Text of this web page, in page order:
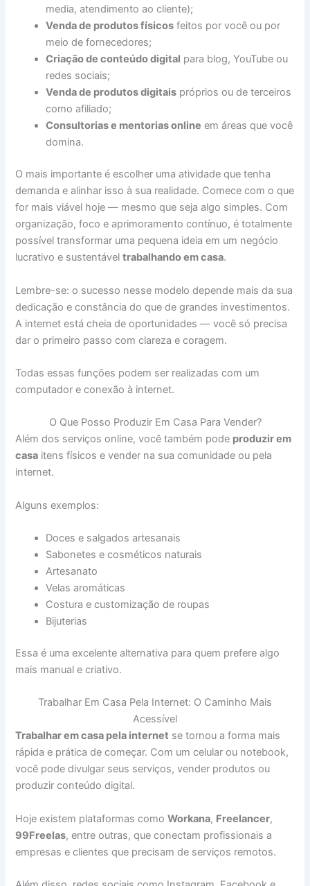
media, atendimento ao cliente);
Venda de produtos físicos feitos por você ou por
meio de fornecedores;
Criação de conteúdo digital para blog, YouTube ou
redes sociais;
Venda de produtos digitais próprios ou de terceiros
como afiliado;
Consultorias e mentorias online em áreas que você
domina.
O mais importante é escolher uma atividade que tenha
demanda e alinhar isso à sua realidade. Comece com o que
for mais viável hoje — mesmo que seja algo simples. Com
organização, foco e aprimoramento contínuo, é totalmente
possível transformar uma pequena ideia em um negócio
lucrativo e sustentáveltrabalhando em casa.
Lembre-se: o sucesso nesse modelo depende mais da sua
dedicação e constância do que de grandes investimentos.
A internet está cheia de oportunidades — você só precisa
dar o primeiro passo com clareza e coragem.
Todas essas funções podem ser realizadas com um
computador e conexão à internet.
O Que Posso Produzir Em Casa Para Vender?
Além dos serviços online, você também pode produzir em
casa itens físicos e vender na sua comunidade ou pela
internet.
Alguns exemplos:
Doces e salgados artesanais
Sabonetes e cosméticos naturais
Artesanato
Velas aromáticas
Costura e customização de roupas
Bijuterias
Essa é uma excelente alternativa para quem prefere algo
mais manual e criativo.
Trabalhar Em Casa Pela Internet: O Caminho Mais
Acessível
Trabalhar em casa pela internet se tornou a forma mais
rápida e prática de começar. Com um celular ou notebook,
você pode divulgar seus serviços, vender produtos ou
produzir conteúdo digital.
Hoje existem plataformas comoWorkana, Freelancer,
99Freelas, entre outras, que conectam profissionais a
empresas e clientes que precisam de serviços remotos.